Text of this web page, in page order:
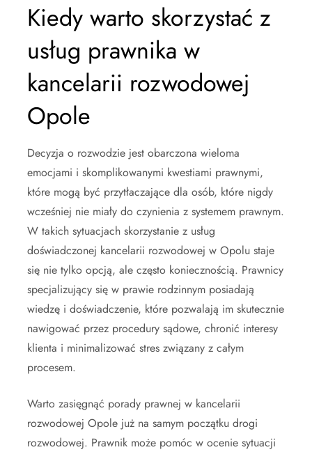
Kiedy warto skorzystać z
usług prawnika w
kancelarii rozwodowej
Opole
Decyzja o rozwodzie jest obarczona wieloma
emocjami i skomplikowanymi kwestiami prawnymi,
które mogą być przytłaczające dla osób, które nigdy
wcześniej nie miały do czynienia z systemem prawnym.
W takich sytuacjach skorzystanie z usług
doświadczonej kancelarii rozwodowej w Opolu staje
się nie tylko opcją, ale często koniecznością. Prawnicy
specjalizujący się w prawie rodzinnym posiadają
wiedzę i doświadczenie, które pozwalają im skutecznie
nawigować przez procedury sądowe, chronić interesy
klienta i minimalizować stres związany z całym
procesem.
Warto zasięgnąć porady prawnej w kancelarii
rozwodowej Opole już na samym początku drogi
rozwodowej. Prawnik może pomóc w ocenie sytuacji